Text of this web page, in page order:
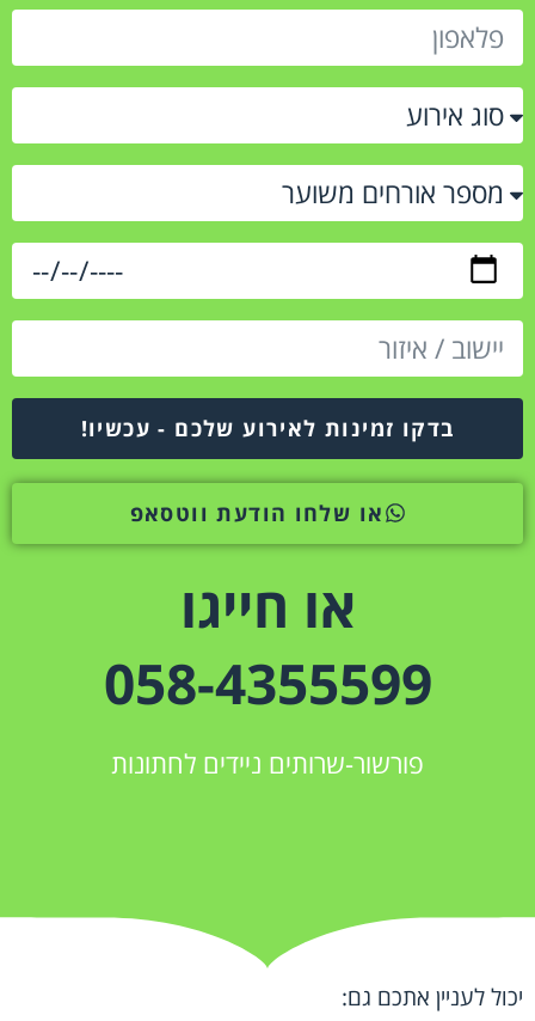
בדקו זמינות לאירוע שלכם - עכשיו!
או שלחו הודעת ווטסאפ
או חייגו
058-4355599
פורשור-שרותים ניידים לחתונות
יכול לעניין אתכם גם: